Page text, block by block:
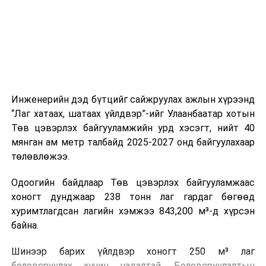
өдөр тутмын ажлын бэлэн байдлыг хангах зэрэг
практик ур чадварыг сургалтын хөтөлбөрт тусгажээ.
Сургалтыг танилцуулах лекц, асуулт-хариулт,
жишээнд суурилсан сургалт, багаар ажиллах дасгал,
танилцах, онцгой нөхцөлд ажиллах дадлага зэрэг
онол, практик хосолсон хэлбэрээр зохион байгуулж
байна.
зохион байгуулах Үндэсний хорооны Ажлын алба,
Инженерийн дэд бүтцийг сайжруулах ажлын хүрээнд
“Лаг хатаах, шатаах үйлдвэр”-ийг Улаанбаатар хотын
Төв цэвэрлэх байгууламжийн урд хэсэгт, нийт 40
мянган ам метр талбайд 2025-2027 онд байгуулахаар
төлөвлөжээ.
Одоогийн байдлаар Төв цэвэрлэх байгууламжаас
хоногт дунджаар 238 тонн лаг гардаг бөгөөд
хуримтлагдсан лагийн хэмжээ 843,200 м³-д хүрсэн
байна.
Шинээр барих үйлдвэр хоногт 250 м³ лаг